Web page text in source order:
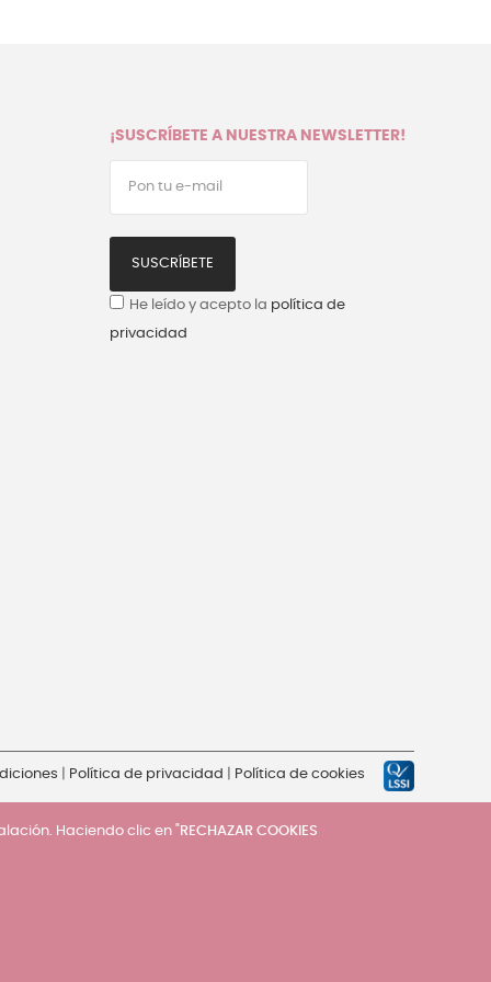
¡SUSCRÍBETE A NUESTRA NEWSLETTER!
SUSCRÍBETE
He leído y acepto la política de
privacidad
Política de privacidad Política de cookies
Haciendo clic en "RECHAZAR COOKIES